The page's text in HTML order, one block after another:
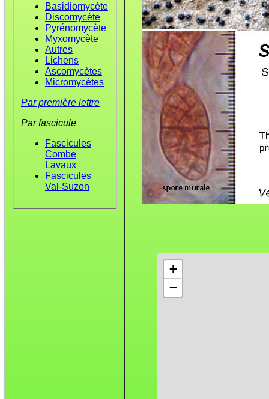
Basidiomycète
Discomycète
Pyrénomycète
Myxomycète
Autres
Lichens
Ascomycètes
Micromycètes
Par première lettre
Par fascicule
Fascicules
Combe
Lavaux
Fascicules
Val-Suzon
+
−